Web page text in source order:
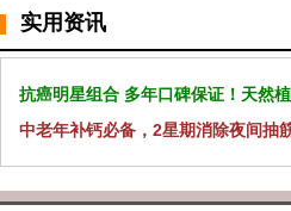
实用资讯
抗癌明星组合 多年口碑保证！天然
中老年补钙必备，2星期消除夜间抽